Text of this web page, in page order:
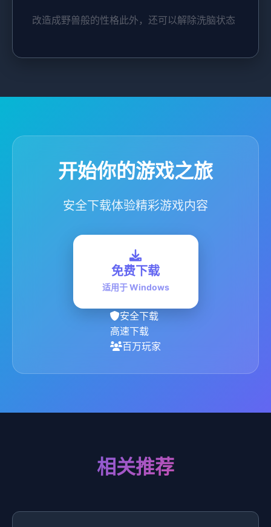
改造成野兽般的性格此外，还可以解除洗脑状态
开始你的游戏之旅
安全下载体验精彩游戏内容
免费下载
适用于 Windows
安全下载
高速下载
百万玩家
相关推荐